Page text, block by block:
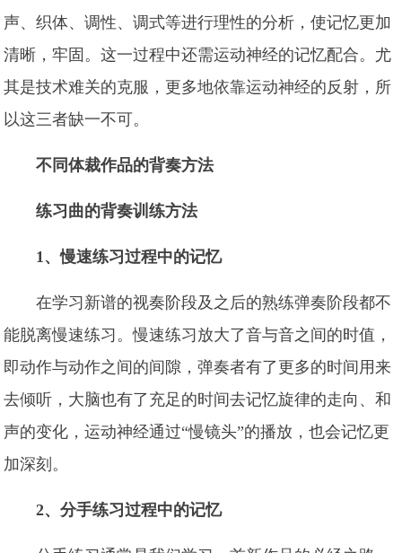
声、织体、调性、调式等进行理性的分析，使记忆更加
清晰，牢固。这一过程中还需运动神经的记忆配合。尤
其是技术难关的克服，更多地依靠运动神经的反射，所
以这三者缺一不可。
不同体裁作品的背奏方法
练习曲的背奏训练方法
1、慢速练习过程中的记忆
在学习新谱的视奏阶段及之后的熟练弹奏阶段都不
能脱离慢速练习。慢速练习放大了音与音之间的时值，
即动作与动作之间的间隙，弹奏者有了更多的时间用来
去倾听，大脑也有了充足的时间去记忆旋律的走向、和
声的变化，运动神经通过“慢镜头”的播放，也会记忆更
加深刻。
2、分手练习过程中的记忆